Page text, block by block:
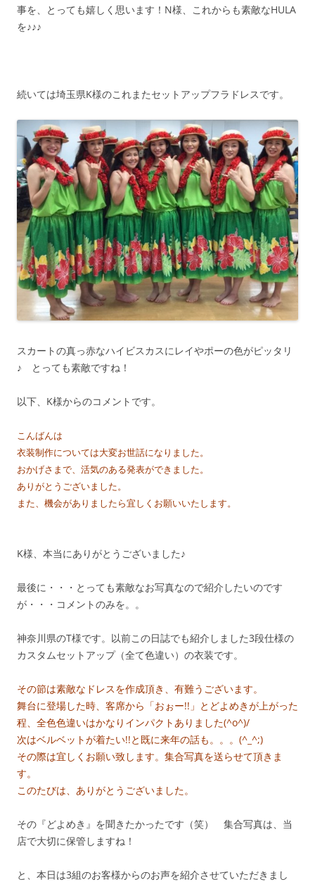
事を、とっても嬉しく思います！N様、これからも素敵なHULA
を♪♪♪
続いては埼玉県K様のこれまたセットアップフラドレスです。
スカートの真っ赤なハイビスカスにレイやポーの色がピッタリ
♪ とっても素敵ですね！
以下、K様からのコメントです。
こんばんは
衣装制作については大変お世話になりました。
おかげさまで、活気のある発表ができました。
ありがとうございました。
また、機会がありましたら宜しくお願いいたします。
K様、本当にありがとうございました♪
最後に・・・とっても素敵なお写真なので紹介したいのです
が・・・コメントのみを。。
神奈川県のT様です。以前この日誌でも紹介しました3段仕様の
カスタムセットアップ（全て色違い）の衣装です。
その節は素敵なドレスを作成頂き、有難うございます。
舞台に登場した時、客席から「おぉー!!」とどよめきが上がった
程、全色色違いはかなりインパクトありました(^o^)/
次はベルベットが着たい!!と既に来年の話も。。。(^_^;)
その際は宜しくお願い致します。集合写真を送らせて頂きま
す。
このたびは、ありがとうございました。
その『どよめき』を聞きたかったです（笑） 集合写真は、当
店で大切に保管しますね！
と、本日は3組のお客様からのお声を紹介させていただきまし